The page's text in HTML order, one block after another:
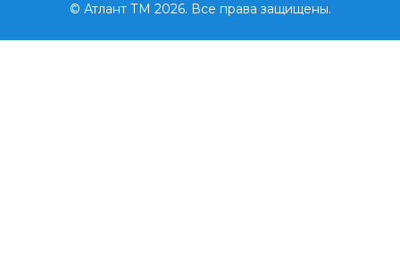
© Атлант ТМ 2026. Все права защищены.